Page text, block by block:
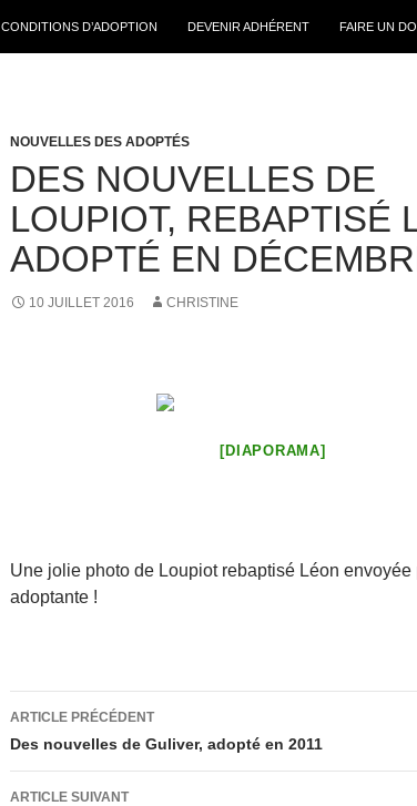
CONDITIONS D’ADOPTION DEVENIR ADHÉRENT FAIRE UN
NOUVELLES DES ADOPTÉS
DES NOUVELLES DE
LOUPIOT, REBAPTISÉ
ADOPTÉ EN
10 JUILLET 2016 CHRISTINE
[DIAPORAMA]
Une jolie photo de Loupiot rebaptisé Léon envoyée
adoptante !
Navigation
des
articles
ARTICLE PRÉCÉDENT
Des nouvelles de Guliver, adopté en 2011
ARTICLE SUIVANT